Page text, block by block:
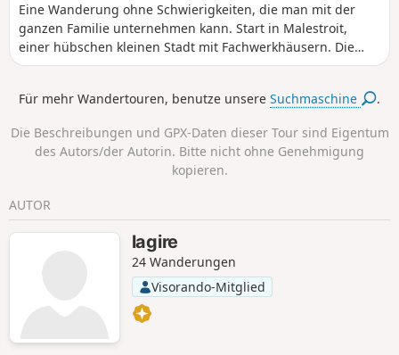
Eine Wanderung ohne Schwierigkeiten, die man mit der
ganzen Familie unternehmen kann. Start in Malestroit,
einer hübschen kleinen Stadt mit Fachwerkhäusern. Die
erste Hälfte der Strecke verläuft flach entlang des Kanals
führt durch die Landschaft: Felder, Wälder, Kapellen,
demGR®347folgen.
Für mehr Wandertouren, benutze unsereSuchmaschine .
Die Beschreibungen und GPX-Daten dieser Tour sind Eigentum
des Autors/der Autorin. Bitte nicht ohne Genehmigung
kopieren.
AUTOR
lagire
24 Wanderungen
Visorando-Mitglied